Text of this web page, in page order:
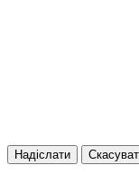
Надіслати